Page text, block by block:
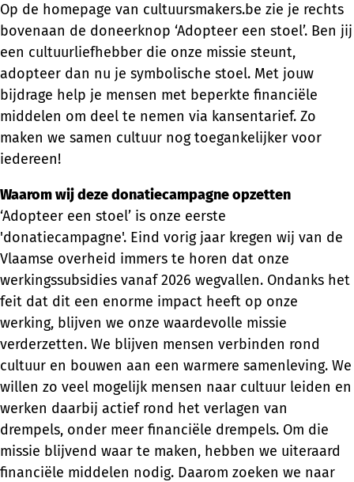
Op de homepage van cultuursmakers.be zie je rechts
bovenaan de doneerknop ‘Adopteer een stoel’. Ben jij
een cultuurliefhebber die onze missie steunt,
adopteer dan nu je symbolische stoel. Met jouw
bijdrage help je mensen met beperkte financiële
middelen om deel te nemen via kansentarief. Zo
maken we samen cultuur nog toegankelijker voor
iedereen!
Waarom wij deze donatiecampagne opzetten
‘Adopteer een stoel’ is onze eerste
'donatiecampagne'. Eind vorig jaar kregen wij van de
Vlaamse overheid immers te horen dat onze
werkingssubsidies vanaf 2026 wegvallen. Ondanks het
feit dat dit een enorme impact heeft op onze
werking, blijven we onze waardevolle missie
verderzetten. We blijven mensen verbinden rond
cultuur en bouwen aan een warmere samenleving. We
willen zo veel mogelijk mensen naar cultuur leiden en
werken daarbij actief rond het verlagen van
drempels, onder meer financiële drempels. Om die
missie blijvend waar te maken, hebben we uiteraard
financiële middelen nodig. Daarom zoeken we naar